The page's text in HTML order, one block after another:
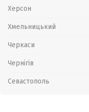
Херсон
Хмельницький
Черкаси
Чернігів
Севастополь